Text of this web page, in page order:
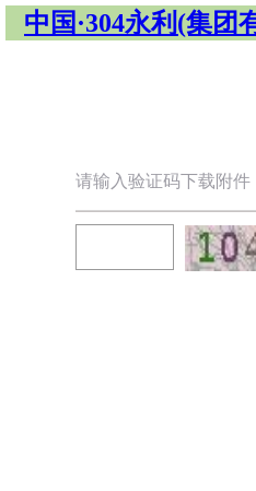
中国·304永利(集团
请输入验证码下载附件